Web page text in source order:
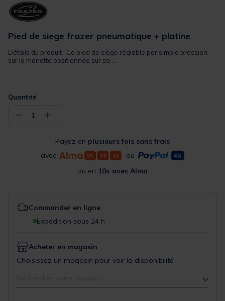
Pied de siege frazer pneumatique + platine
Détails du produit : Ce pied de siège réglable par simple pression
sur la manette positionnée sur sa ...
Quantité
− 1 +
Payez en plusieurs fois sans frais
avec
ou
ou en 10x avec Alma
Commander en ligne
Expédition sous 24 h
Acheter en magasin
Choisissez un magasin pour voir la disponibilité